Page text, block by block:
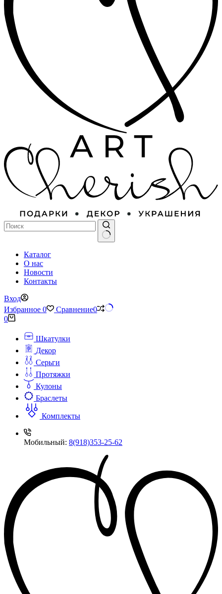
найдено
Каталог
О нас
Новости
Контакты
Вход
Избранное 0 Сравнение0
Корзина
0
Шкатулки
Декор
Серьги
Протяжки
Кулоны
Браслеты
Комплекты
Мобильный: 8(918)353-25-62